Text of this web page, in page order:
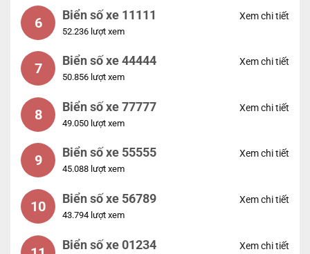
6 Biển số xe 11111
52.236 lượt xem
Xem chi tiết
7 Biển số xe 44444
50.856 lượt xem
Xem chi tiết
8 Biển số xe 77777
49.050 lượt xem
Xem chi tiết
9 Biển số xe 55555
45.088 lượt xem
Xem chi tiết
10 Biển số xe 56789
43.794 lượt xem
Xem chi tiết
Biển số xe 01234 Xem chi tiết